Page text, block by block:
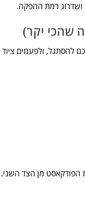
ושדרוג רמת ההפקה.
שהכי יקר)
ולפעמים ציוד
הפודקאסט מן הצד השני.